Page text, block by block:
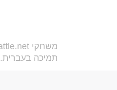
תמיכה בעברית.